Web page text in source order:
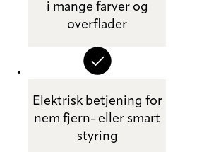
i mange farver og
overflader
Elektrisk betjening for
nem fjern- eller smart
styring